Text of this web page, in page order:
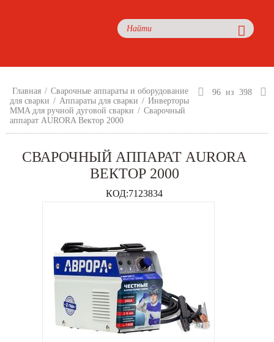
Главная / Сварочные аппараты и оборудование
для сварки / Аппараты для сварки / Инверторы
MMA для ручной дуговой сварки / Сварочный
аппарат AURORA Вектор 2000
96 из 398
СВАРОЧНЫЙ АППАРАТ AURORA
ВЕКТОР 2000
КОД:7123834